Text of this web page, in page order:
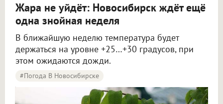
Жара не уйдёт: Новосибирск ждёт ещё
одна знойная неделя
В ближайшую неделю температура будет
держаться на уровне +25…+30 градусов, при
этом ожидаются дожди.
#Погода В Новосибирске